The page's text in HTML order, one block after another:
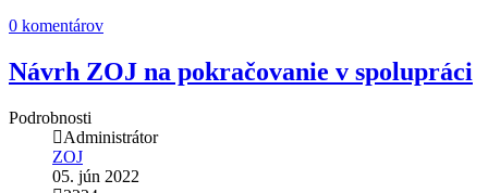
0 komentárov
Návrh ZOJ na pokračovanie v spolupráci
Podrobnosti
Administrátor
ZOJ
05. jún 2022